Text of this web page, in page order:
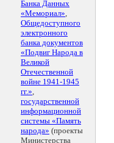
Банка Данных
«Мемориал»,
Общедоступного
электронного
банка документов
«Подвиг Народа в
Великой
Отечественной
войне 1941-1945
гг.»,
государственной
информационной
системы «Память
народа» (проекты
Министерства